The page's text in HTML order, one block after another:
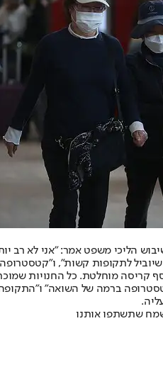
הליכי משפט אמר: "אני לא רב
לתקופות קשות",
קריסה מוחלטת. כל החנויות
ברמה של השואה" ו"התקופה
שתשתפו אותנו